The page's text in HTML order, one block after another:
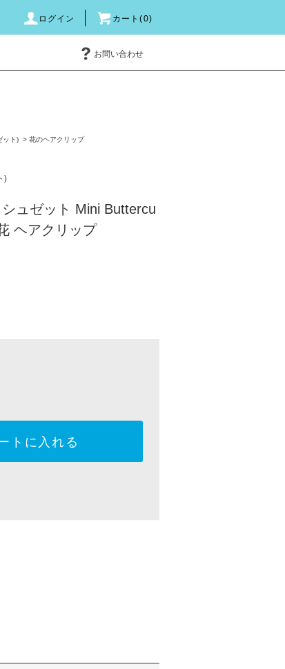
ログイン カート(0)
お問い合わせ
ット) > 花のヘアクリップ
)
ュゼット Mini Buttercu
ヘアクリップ
トに入れる